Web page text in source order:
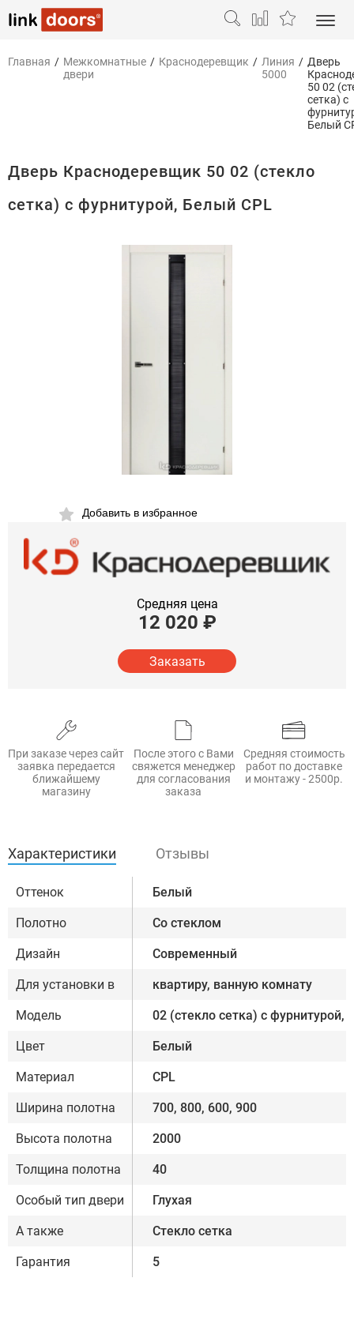
Главная / Межкомнатные
двери
/ Краснодеревщик / Линия
5000
/ Дверь
50 02
сетка) с
Белый
Дверь Краснодеревщик 50 02 (стекло
сетка) с фурнитурой, Белый CPL
Добавить в избранное
Средняя цена
12 020 ₽
Заказать
При заказе через сайт
заявка передается
ближайшему
магазину
После этого с Вами
свяжется менеджер
для согласования
заказа
Средняя стоимость
работ по доставке
и монтажу - 2500р.
Характеристики Отзывы
Оттенок Белый
Полотно Со стеклом
Дизайн Современный
Для установки в квартиру, ванную комнату
Модель 02 (стекло сетка) с фурнитурой,
Цвет Белый
Материал CPL
Ширина полотна 700, 800, 600, 900
Высота полотна 2000
Толщина полотна 40
Особый тип двери Глухая
А также Стекло сетка
Гарантия 5